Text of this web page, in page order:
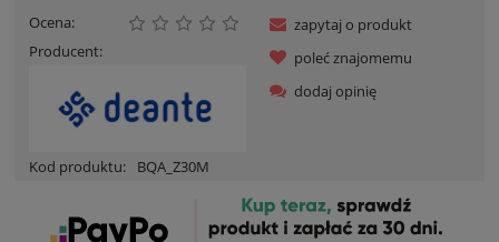
Ocena:
Producent:
Kod produktu: BQA_Z30M
zapytaj o produkt
poleć znajomemu
dodaj opinię